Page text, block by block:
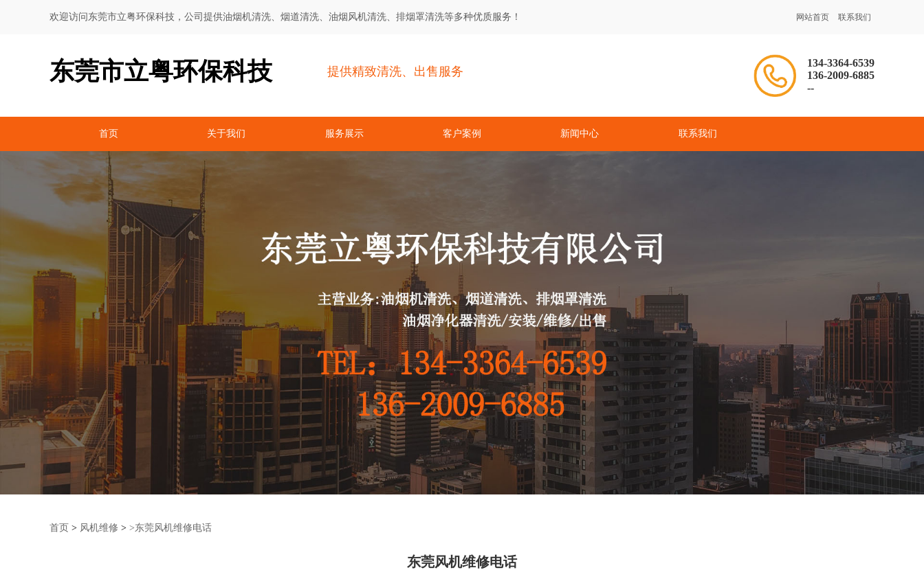
欢迎访问东莞市立粤环保科技，公司提供油烟机清洗、烟道清洗、油烟风机清洗、排烟罩清洗等多种优质服务！ 网站首页 联系我们
东莞市立粤环保科技 提供精致清洗、出售服务
134-3364-6539
136-2009-6885
--
首页 关于我们 服务展示 客户案例 新闻中心 联系我们
首页 > 风机维修 > >东莞风机维修电话
东莞风机维修电话